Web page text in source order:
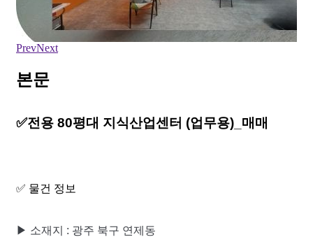
PrevNext
본문
✅전용 80평대 지식산업센터 (업무용)_매매
✅ 물건 정보
▶ 소재지 : 광주 북구 연제동